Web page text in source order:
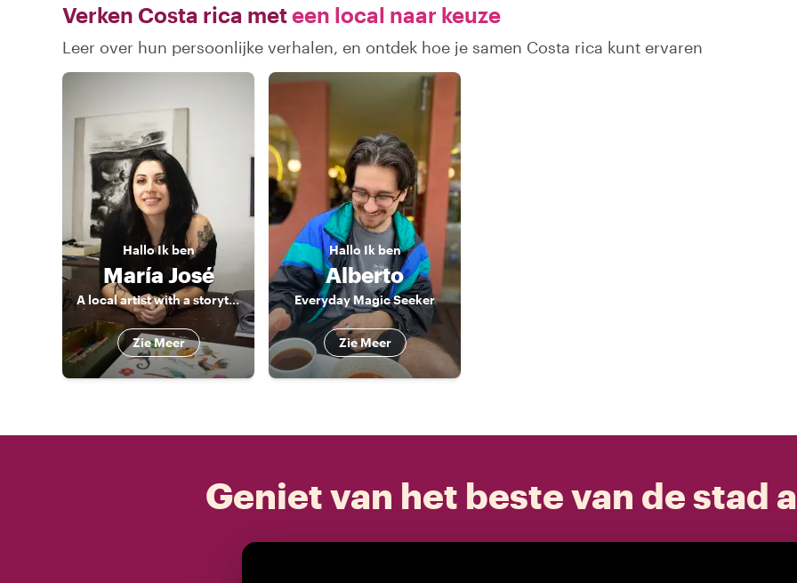
Verken Costa rica meteen local naar keuze
Leer over hun persoonlijke verhalen, en ontdek hoe je samen Costa rica kunt ervaren
HalloIk ben
María José
A local artist with a storyteller heart
Zie Meer
Hallo Ik ben
Alberto
Everyday Magic Seeker
Zie Meer
Geniet van het beste van de stad